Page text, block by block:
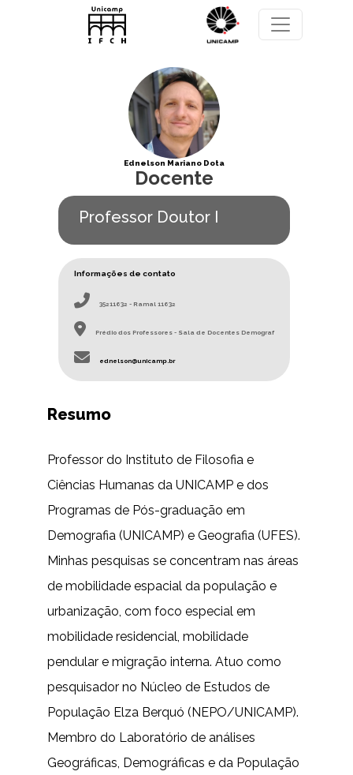
Pular para o conteúdo principal
Ednelson Mariano Dota
Docente
Professor Doutor I
Informações de contato
35211632 - Ramal 11632
Prédio dos Professores - Sala de Docentes Demograf
ednelson@unicamp.br
Resumo
Professor do Instituto de Filosofia e
Ciências Humanas da UNICAMP e dos
Programas de Pós-graduação em
Demografia (UNICAMP) e Geografia (UFES).
Minhas pesquisas se concentram nas áreas
de mobilidade espacial da população e
urbanização, com foco especial em
mobilidade residencial, mobilidade
pendular e migração interna. Atuo como
pesquisador no Núcleo de Estudos de
População Elza Berquó (NEPO/UNICAMP).
Membro do Laboratório de análises
Geográficas, Demográficas e da População